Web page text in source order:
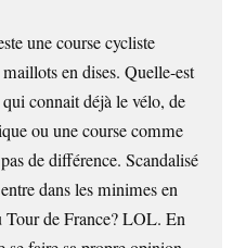
une course cycliste
en dises. Quelle-est
connait déjà le vélo, de
ou une course comme
de différence. Scandalisé
dans les minimes en
Tour de France? LOL. En